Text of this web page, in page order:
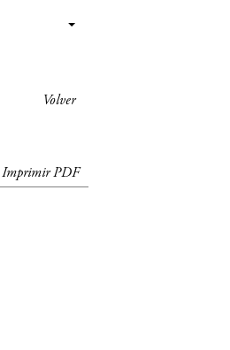
Volver
Imprimir PDF